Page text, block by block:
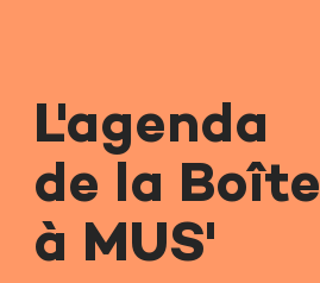
L'agenda
de la Boîte
à MUS'